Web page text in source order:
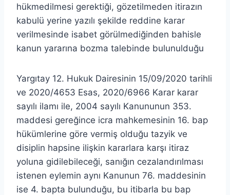
hükmedilmesi gerektiği, gözetilmeden itirazın
kabulü yerine yazılı şekilde reddine karar
verilmesinde isabet görülmediğinden bahisle
kanun yararına bozma talebinde bulunulduğu
Yargıtay 12. Hukuk Dairesinin 15/09/2020 tarihli
ve 2020/4653 Esas, 2020/6966 Karar karar
sayılı ilamı ile, 2004 sayılı Kanununun 353.
maddesi gereğince icra mahkemesinin 16. bap
hükümlerine göre vermiş olduğu tazyik ve
disiplin hapsine ilişkin kararlara karşı itiraz
yoluna gidilebileceği, sanığın cezalandırılması
istenen eylemin aynı Kanunun 76. maddesinin
ise 4. bapta bulunduğu, bu itibarla bu bap